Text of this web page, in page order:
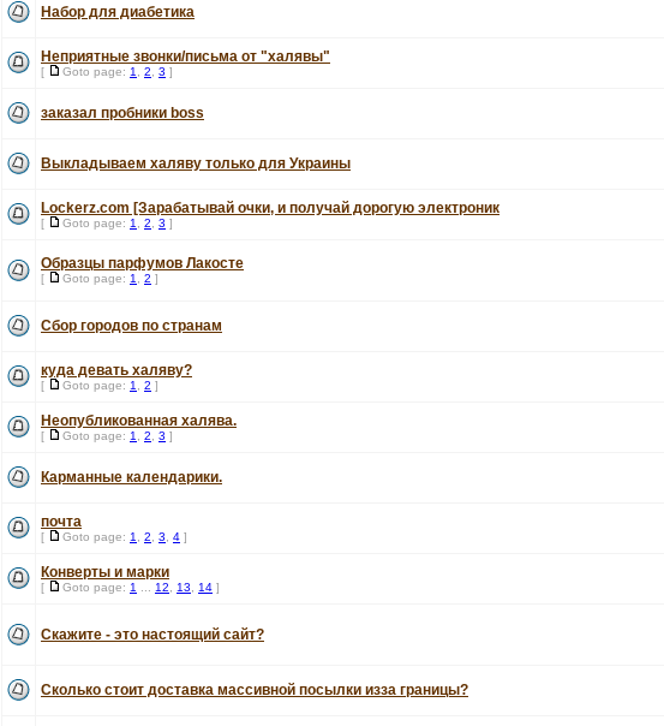
Набор для диабетика
Неприятные звонки/письма от "халявы"
[ Goto page: 1 2 3 ]
заказал пробники boss
Выкладываем халяву только для Украины
Lockerz.com [Зарабатывай очки, и получай дорогую электроник
[ Goto page: 1 2 3 ]
Образцы парфумов Лакосте
[ Goto page: 1 2 ]
Сбор городов по странам
куда девать халяву?
[ Goto page: 1 2 ]
Неопубликованная халява.
[ Goto page: 1 2 3 ]
Карманные календарики.
почта
[ Goto page: 1 2 3 4 ]
Конверты и марки
[ Goto page: 1 12 13 14 ]
Скажите - это настоящий сайт?
Сколько стоит доставка массивной посылки изза границы?